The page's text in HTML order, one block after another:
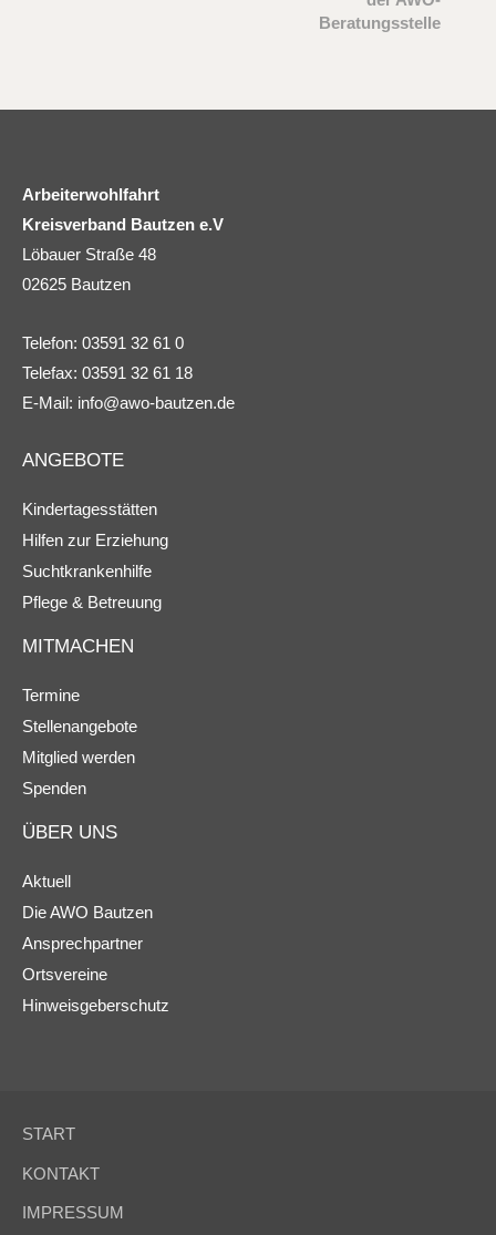
Beratungsstelle
Arbeiterwohlfahrt
Kreisverband Bautzen e.V
Löbauer Straße 48
02625 Bautzen
Telefon: 03591 32 61 0
Telefax: 03591 32 61 18
E-Mail: info@awo-bautzen.de
ANGEBOTE
Kindertagesstätten
Hilfen zur Erziehung
Suchtkrankenhilfe
Pflege & Betreuung
MITMACHEN
Termine
Stellenangebote
Mitglied werden
Spenden
ÜBER UNS
Aktuell
Die AWO Bautzen
Ansprechpartner
Ortsvereine
Hinweisgeberschutz
START
KONTAKT
IMPRESSUM